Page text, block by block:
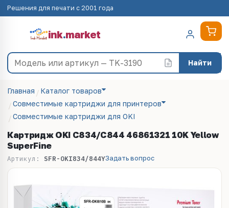
Решения для печати с 2001 года
ink.market
Найти
Главная
Каталог товаров
Совместимые картриджи для принтеров
Совместимые картриджи для OKI
Картридж OKI C834/С844 46861321 10K Yellow
SuperFine
Артикул: SFR-OKI834/844YЗадать вопрос